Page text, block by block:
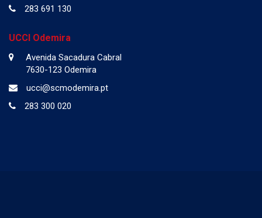
283 691 130
UCCI Odemira
Avenida Sacadura Cabral
7630-123 Odemira
ucci@scmodemira.pt
283 300 020